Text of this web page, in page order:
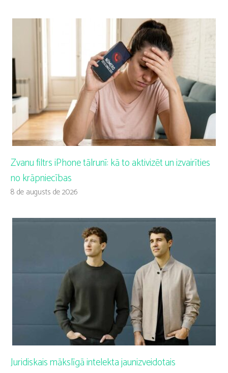
Zvanu filtrs iPhone tālrunī: kā to aktivizēt un izvairīties
no krāpniecības
8 de augusts de 2026
Juridiskais mākslīgā intelekta jaunizveidotais